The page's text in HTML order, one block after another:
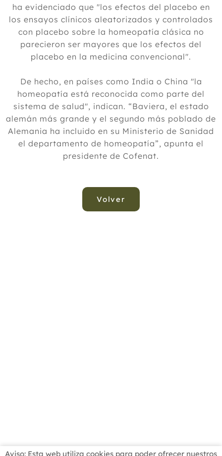
ha evidenciado que "los efectos del placebo en
los ensayos clínicos aleatorizados y controlados
con placebo sobre la homeopatía clásica no
parecieron ser mayores que los efectos del
placebo en la medicina convencional".
De hecho, en países como India o China "la
homeopatía está reconocida como parte del
sistema de salud", indican. “Baviera, el estado
alemán más grande y el segundo más poblado de
Alemania ha incluido en su Ministerio de Sanidad
el departamento de homeopatía”, apunta el
presidente de Cofenat.
Volver
Aviso: Esta web utiliza cookies para poder ofrecer nuestros